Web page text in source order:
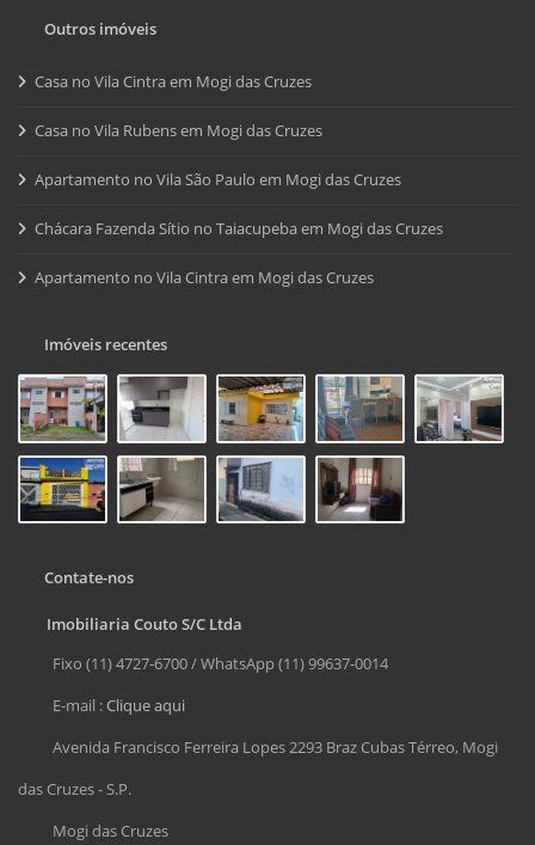
Outros imóveis
Casa no Vila Cintra em Mogi das Cruzes
Casa no Vila Rubens em Mogi das Cruzes
Apartamento no Vila São Paulo em Mogi das Cruzes
Chácara Fazenda Sítio no Taiacupeba em Mogi das Cruzes
Apartamento no Vila Cintra em Mogi das Cruzes
Imóveis recentes
Contate-nos
Imobiliaria Couto S/C Ltda
Fixo (11) 4727-6700 / WhatsApp (11) 99637-0014
E-mail :Clique aqui
Avenida Francisco Ferreira Lopes 2293 Braz Cubas Térreo, Mogi
das Cruzes - S.P.
Mogi das Cruzes